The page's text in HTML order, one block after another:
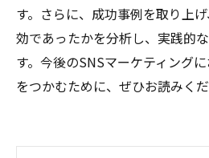
す。さらに、成功事例を取り上
効であったかを分析し、実践的
す。今後のSNSマーケティング
をつかむために、ぜひお読みくだ